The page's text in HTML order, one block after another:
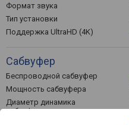
Формат звука
Тип установки
Поддержка UltraHD (4K)
Сабвуфер
Беспроводной сабвуфер
Мощность сабвуфера
Диаметр динамика
сабвуфера